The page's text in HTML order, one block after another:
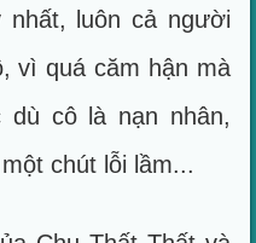
nhất, luôn cả người
vì quá căm hận mà
cô là nạn nhân,
chút lỗi lầm...